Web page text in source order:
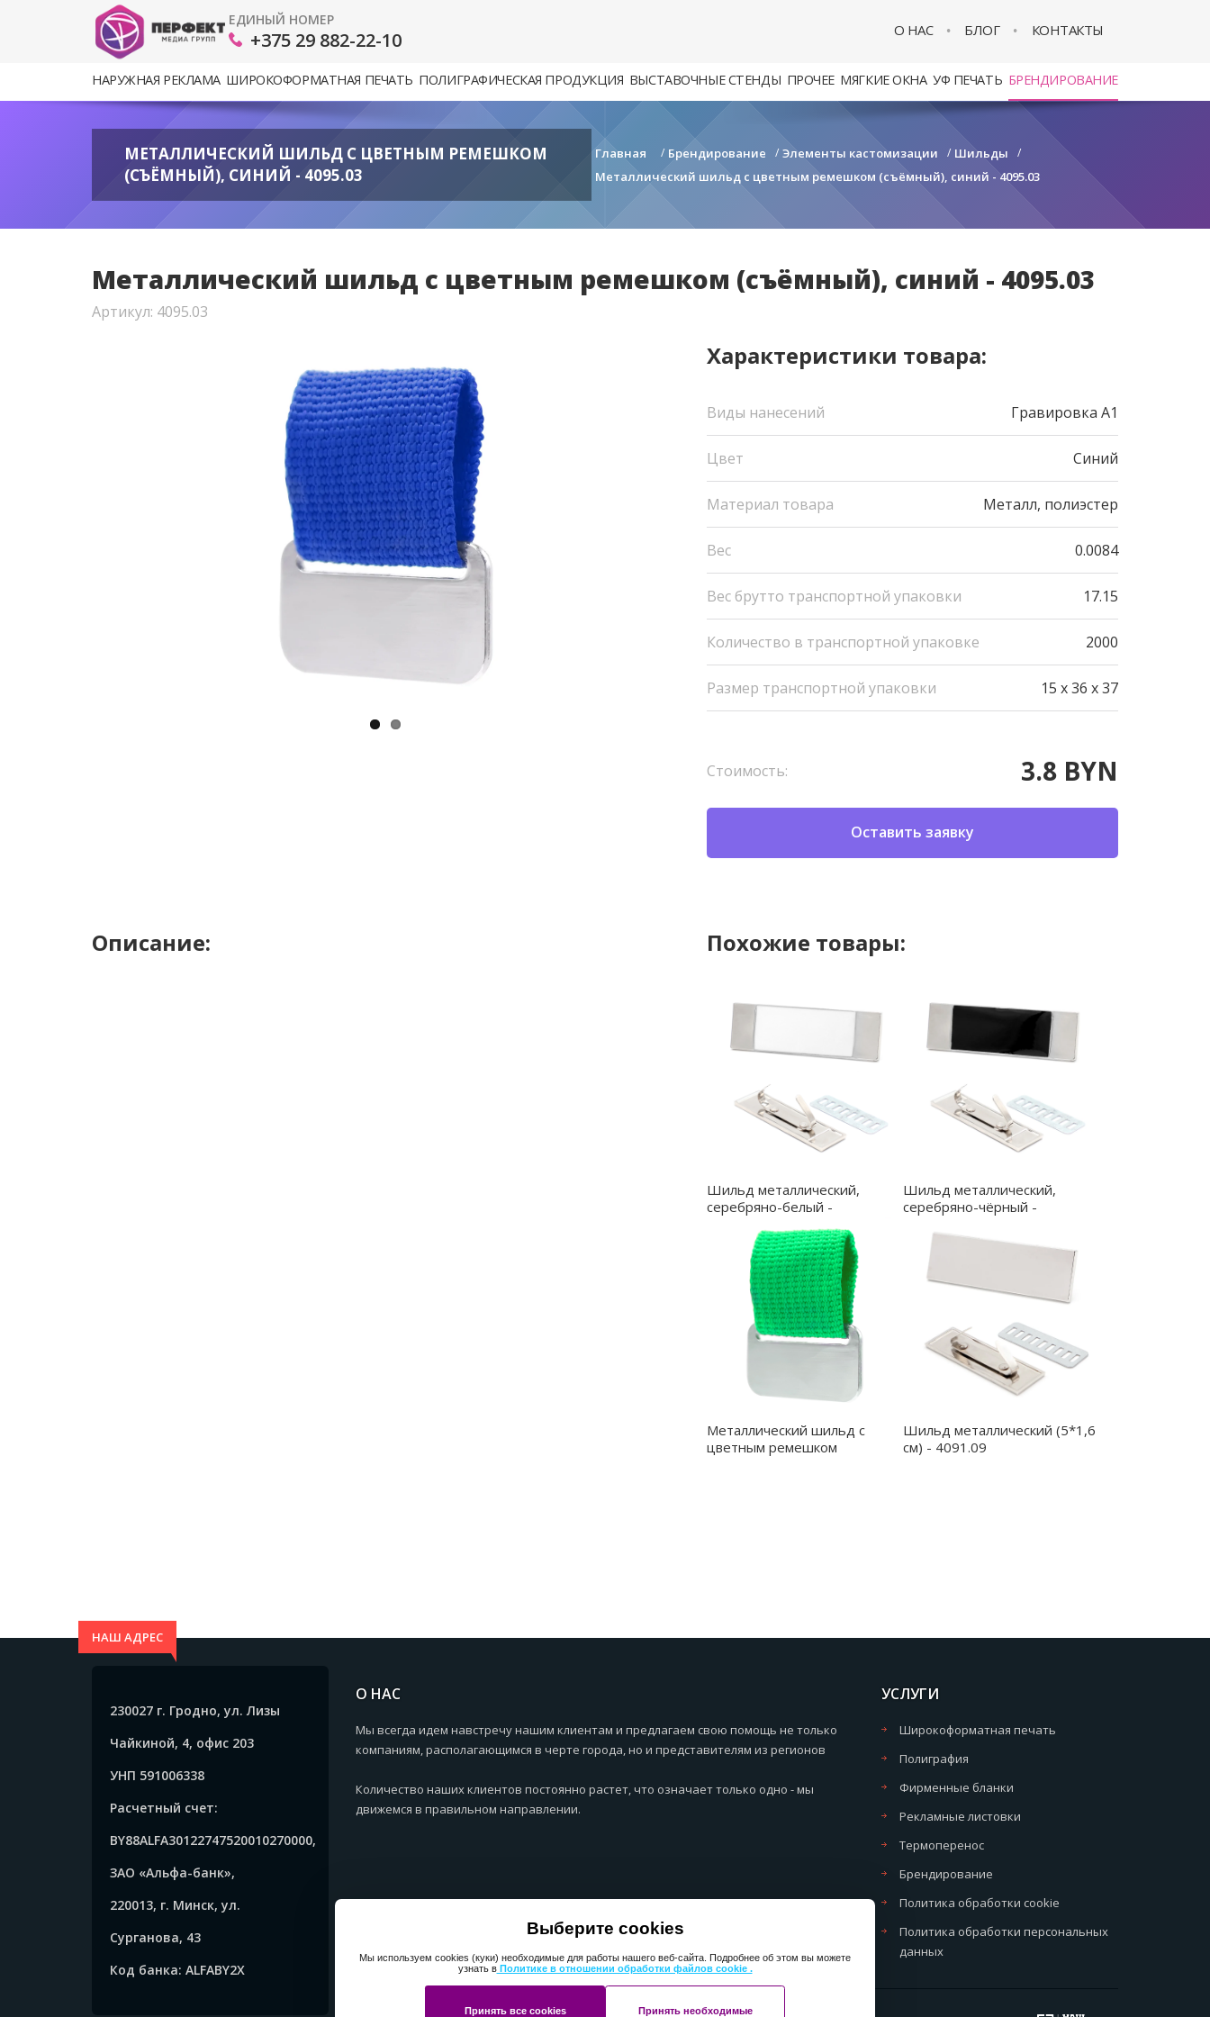
ЕДИНЫЙ НОМЕР
+375 29 882-22-10 О НАС БЛОГ КОНТАКТЫ
Выберите cookies
Мы используем cookies (куки) необходимые для работы нашего веб-сайта. Подробнее об этом вы можете
узнать вПолитике в отношении обработки файлов cookie .
Принять все cookies Принять необходимые
НАРУЖНАЯ РЕКЛАМА ШИРОКОФОРМАТНАЯ ПЕЧАТЬ ПОЛИГРАФИЧЕСКАЯ ПРОДУКЦИЯ ВЫСТАВОЧНЫЕ СТЕНДЫ ПРОЧЕЕ МЯГКИЕ ОКНА УФ ПЕЧАТЬ БРЕНДИРОВАНИЕ
МЕТАЛЛИЧЕСКИЙ ШИЛЬД С ЦВЕТНЫМ РЕМЕШКОМ
(СЪЁМНЫЙ), СИНИЙ - 4095.03
Главная / Брендирование / Элементы кастомизации / Шильды /
Металлический шильд с цветным ремешком (съёмный), синий - 4095.03
Металлический шильд с цветным ремешком (съёмный), синий - 4095.03
Артикул: 4095.03
Характеристики товара:
Виды нанесений Гравировка А1
Цвет Синий
Материал товара Металл, полиэстер
Вес 0.0084
Вес брутто транспортной упаковки 17.15
Количество в транспортной упаковке 2000
Размер транспортной упаковки 15 x 36 x 37
Стоимость: 3.8 BYN
Оставить заявку
Описание: Похожие товары:
Шильд металлический,
серебряно-белый -
Шильд металлический,
серебряно-чёрный -
Металлический шильд с
цветным ремешком
Шильд металлический (5*1,6
см) - 4091.09
НАШ АДРЕС
230027 г. Гродно, ул. Лизы
Чайкиной, 4, офис 203
УНП 591006338
Расчетный счет:
BY88ALFA30122747520010270000,
ЗАО «Альфа-банк»,
220013, г. Минск, ул.
Сурганова, 43
Код банка: ALFABY2X
О НАС
Мы всегда идем навстречу нашим клиентам и предлагаем свою помощь не только
компаниям, располагающимся в черте города, но и представителям из регионов
Количество наших клиентов постоянно растет, что означает только одно - мы
движемся в правильном направлении.
УСЛУГИ
Широкоформатная печать
Полиграфия
Фирменные бланки
Рекламные листовки
Термоперенос
Брендирование
Политика обработки cookie
Политика обработки персональных
данных